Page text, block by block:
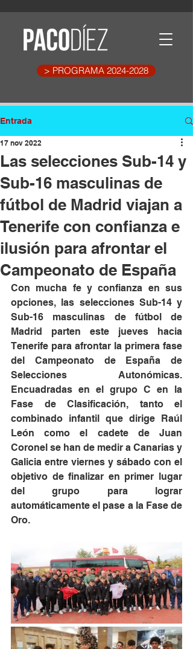
> PROGRAMA 2024-2028
Entrada
Las selecciones Sub-14 y
Sub-16 masculinas de
fútbol de Madrid viajan a
Tenerife con confianza e
ilusión para afrontar el
Campeonato de España
17 nov 2022
Con mucha fe y confianza en sus
opciones, las selecciones Sub-14 y
Sub-16 masculinas de fútbol de
Madrid parten este jueves hacia
Tenerife para afrontar la primera fase
del Campeonato de España de
Selecciones Autonómicas.
Encuadradas en el grupo C en la
Fase de Clasificación, tanto el
combinado infantil que dirige Raúl
León como el cadete de Juan
Coronel se han de medir a Canarias y
Galicia entre viernes y sábado con el
objetivo de finalizar en primer lugar
del grupo para lograr
automáticamente el pase a la Fase de
Oro.